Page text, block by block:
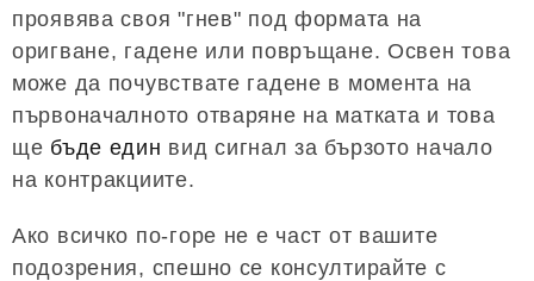
проявява своя "гнев" под формата на
оригване, гадене или повръщане. Освен това
може да почувствате гадене в момента на
първоначалното отваряне на матката и това
ще бъде един вид сигнал за бързото начало
на контракциите.
Ако всичко по-горе не е част от вашите
подозрения, спешно се консултирайте с